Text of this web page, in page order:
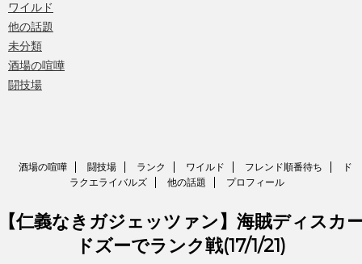
ワイルド
他の話題
未分類
酒場の喧嘩
闘技場
酒場の喧嘩 闘技場 ランク ワイルド フレンド順番待ち
ド
ラクエライバルズ
他の話題 プロフィール
仁義なきガジェッツァン】海賊ディスカ
ドズーでランク戦(17/1/21)